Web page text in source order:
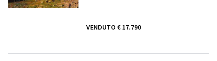
VENDUTO € 17.790